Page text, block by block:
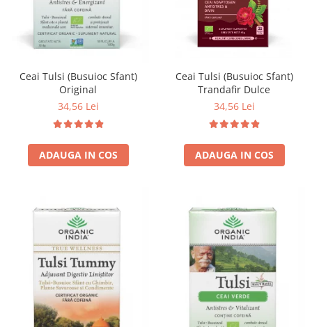
Ceai Tulsi (Busuioc Sfant)
Original
34,56 Lei
ADAUGA IN COS
Ceai Tulsi (Busuioc Sfant)
Trandafir Dulce
34,56 Lei
ADAUGA IN COS